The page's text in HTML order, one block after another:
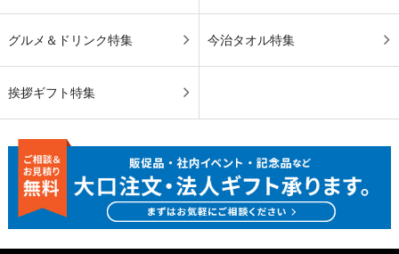
グルメ＆ドリンク特集 今治タオル特集
挨拶ギフト特集